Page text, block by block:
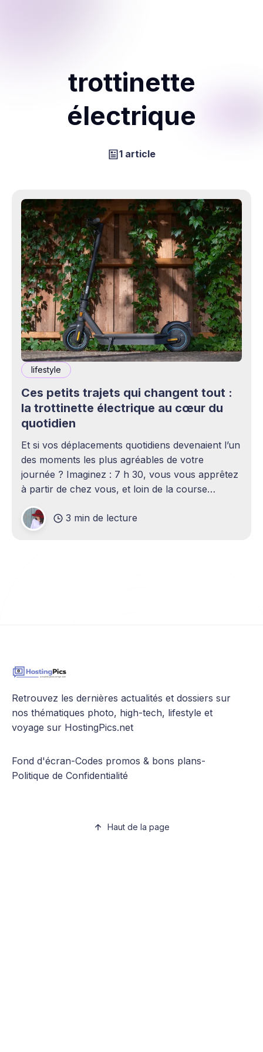
trottinette
électrique
1 article
lifestyle
Ces petits trajets qui changent tout :
la trottinette électrique au cœur du
quotidien
Et si vos déplacements quotidiens devenaient l’un
des moments les plus agréables de votre
journée ? Imaginez : 7 h 30, vous vous apprêtez
à partir de chez vous, et loin de la course
sans contraintes. Oubliez les bus ratés, les
métros bondés ou les embouteillages
3 min de lecture
Retrouvez les dernières actualités et dossiers sur
nos thématiques photo, high-tech, lifestyle et
voyage sur HostingPics.net
Fond d'écran-Codes promos & bons plans-
Politique de Confidentialité
Haut de la page